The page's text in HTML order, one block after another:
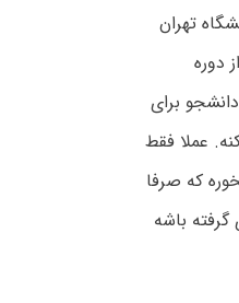
تهران
دوره
برای
عملا فقط
که صرفا
باشه